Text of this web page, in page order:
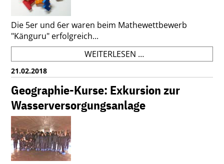
Die 5er und 6er waren beim Mathewettbewerb
"Känguru" erfolgreich...
WEITERLESEN …GDG-
ERFOLGREICH
BEIM
KÄNGURU-
WETTBEWERB
21.02.2018
Geographie-Kurse: Exkursion zur
Wasserversorgungsanlage